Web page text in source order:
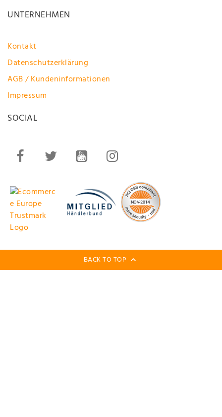
UNTERNEHMEN
Kontakt
Datenschutzerklärung
AGB / Kundeninformationen
Impressum
SOCIAL
BACK TO TOP